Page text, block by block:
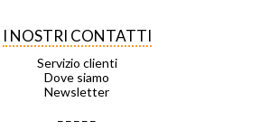
I NOSTRI CONTATTI
Servizio clienti
Dove siamo
Newsletter